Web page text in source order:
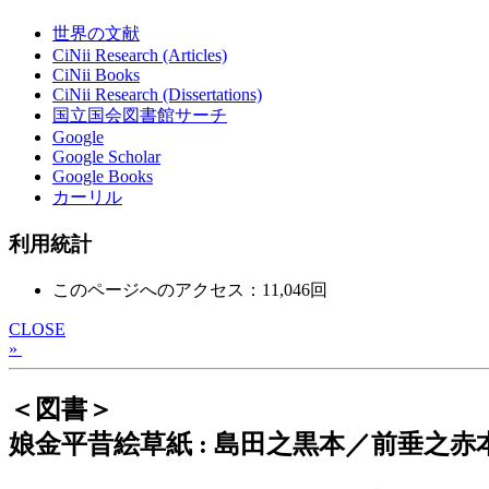
世界の文献
CiNii Research (Articles)
CiNii Books
CiNii Research (Dissertations)
国立国会図書館サーチ
Google
Google Scholar
Google Books
カーリル
利用統計
このページへのアクセス：11,046回
CLOSE
»
＜図書＞
娘金平昔絵草紙 : 島田之黒本／前垂之赤